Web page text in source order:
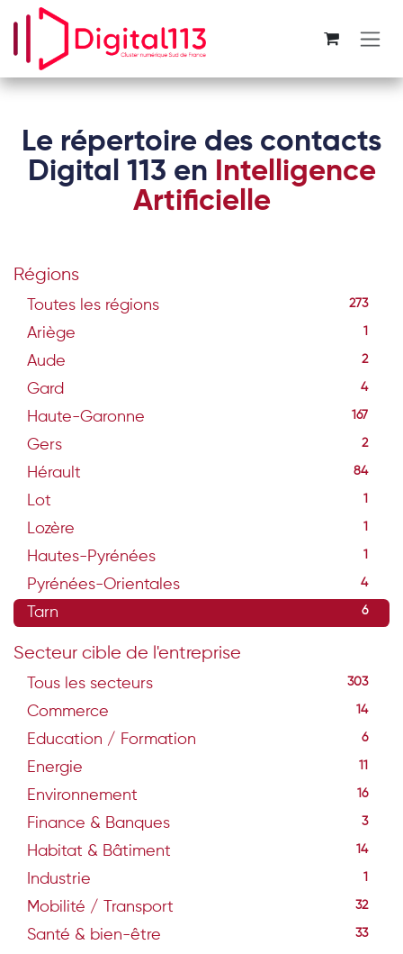
Se rendre au contenu
Le répertoire des contacts
Digital 113 en Intelligence
Artificielle
Régions
Toutes les régions 273
Ariège 1
Aude 2
Gard 4
Haute-Garonne 167
Gers 2
Hérault 84
Lot 1
Lozère 1
Hautes-Pyrénées 1
Pyrénées-Orientales 4
Tarn 6
Secteur cible de l'entreprise
Tous les secteurs 303
Commerce 14
Education / Formation 6
Energie 11
Environnement 16
Finance & Banques 3
Habitat & Bâtiment 14
Industrie 1
Mobilité / Transport 32
Santé & bien-être 33